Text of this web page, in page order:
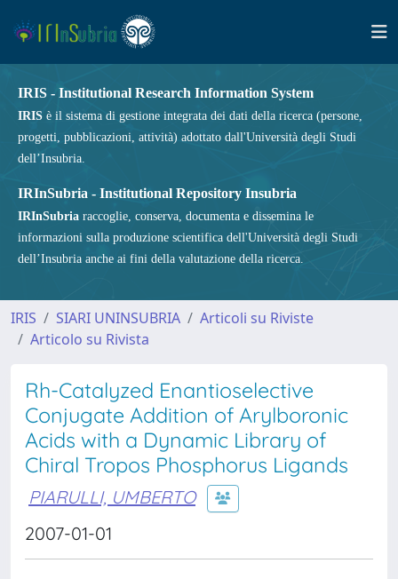
IRIS - Institutional Research Information System
IRIS è il sistema di gestione integrata dei dati della ricerca (persone,
progetti, pubblicazioni, attività) adottato dall'Università degli Studi
dell’Insubria.
IRInSubria - Institutional Repository Insubria
IRInSubria raccoglie, conserva, documenta e dissemina le
informazioni sulla produzione scientifica dell'Università degli Studi
dell’Insubria anche ai fini della valutazione della ricerca.
IRIS SIARI UNINSUBRIA
Articoli su Riviste
Articolo su Rivista
Rh-Catalyzed Enantioselective
Conjugate Addition of Arylboronic
Acids with a Dynamic Library of
Chiral Tropos Phosphorus Ligands
PIARULLI, UMBERTO
2007-01-01